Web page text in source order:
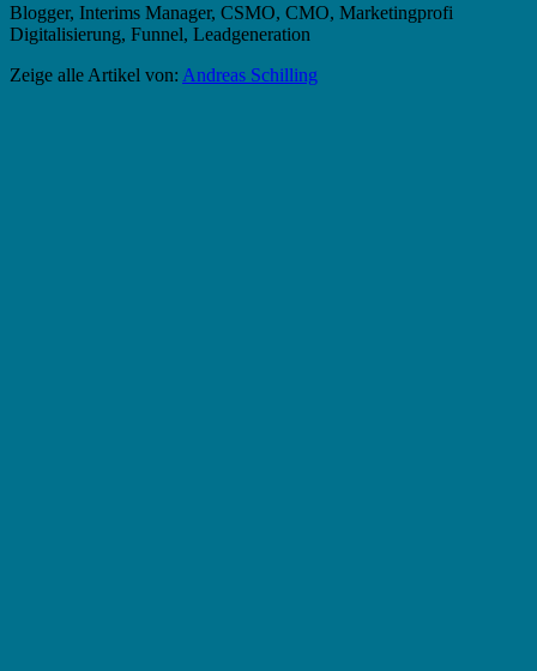
Blogger, Interims Manager, CSMO, CMO, Marketingprofi
Digitalisierung, Funnel, Leadgeneration
Zeige alle Artikel von: Andreas Schilling